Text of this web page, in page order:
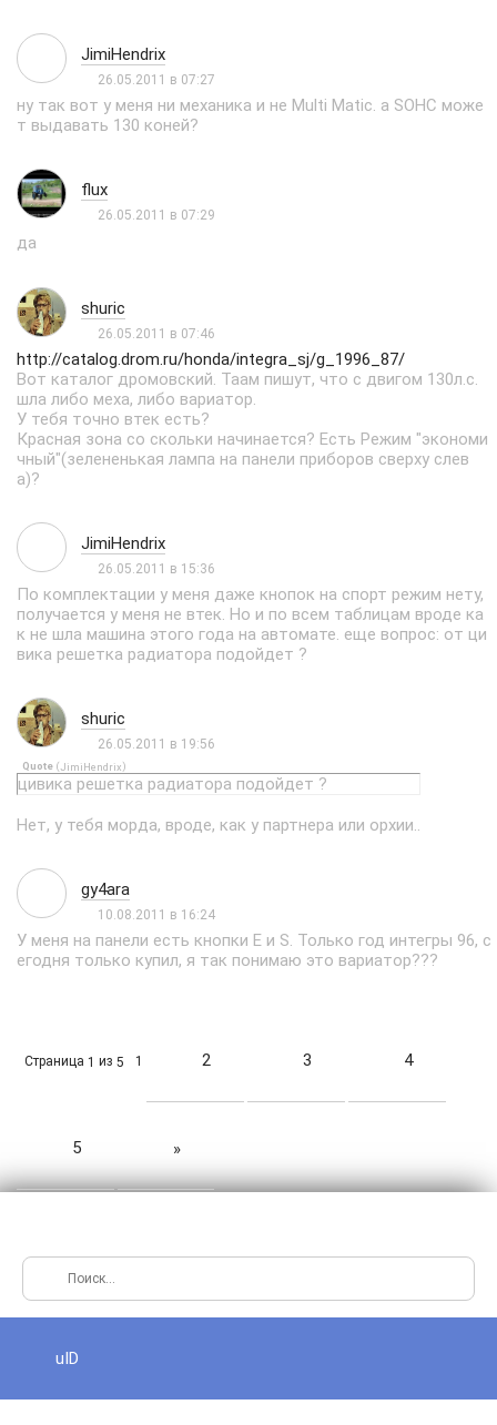
JimiHendrix
26.05.2011 в 07:27
ну так вот у меня ни механика и не Multi Matic. а SOHC може
т выдавать 130 коней?
flux
26.05.2011 в 07:29
да
shuric
26.05.2011 в 07:46
http://catalog.drom.ru/honda/integra_sj/g_1996_87/
Вот каталог дромовский. Таам пишут, что с двигом 130л.с.
шла либо меха, либо вариатор.
У тебя точно втек есть?
Красная зона со скольки начинается? Есть Режим "экономи
чный"(зелененькая лампа на панели приборов сверху слев
а)?
JimiHendrix
26.05.2011 в 15:36
По комплектации у меня даже кнопок на спорт режим нету,
получается у меня не втек. Но и по всем таблицам вроде ка
к не шла машина этого года на автомате. еще вопрос: от ци
вика решетка радиатора подойдет ?
shuric
26.05.2011 в 19:56
Quote (JimiHendrix)
цивика решетка радиатора подойдет ?
Нет, у тебя морда, вроде, как у партнера или орхии..
gy4ara
10.08.2011 в 16:24
У меня на панели есть кнопки E и S. Только год интегры 96, с
егодня только купил, я так понимаю это вариатор???
Страница 1 из 5 1 2 3 4
5 »
uID